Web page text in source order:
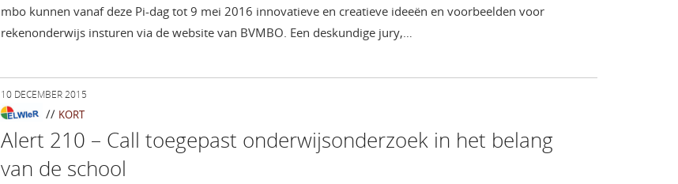
mbo kunnen vanaf deze Pi-dag tot 9 mei 2016 innovatieve en creatieve ideeën en voorbeelden voor
rekenonderwijs insturen via de website van BVMBO. Een deskundige jury,…
10 DECEMBER 2015
// KORT
Alert 210 – Call toegepast onderwijsonderzoek in het belang
van de school